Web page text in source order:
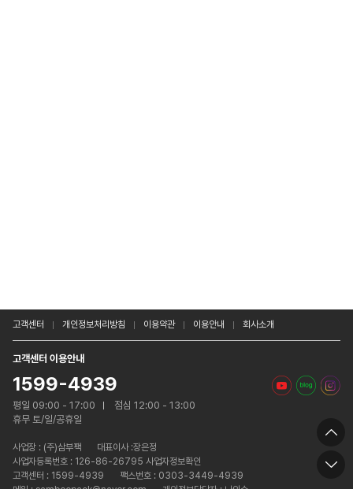
고객센터 개인정보처리방침 이용약관 이용안내 회사소개
고객센터 이용안내
1599-4939
평일 09:00 - 17:00
점심 12:00 - 13:00
휴무 토/일/공휴일
사업장 : (주)삼부팩
대표이사 :장은정
사업자등록번호 : 126-86-26795 사업자정보확인
고객센터 : 1599-4939
팩스번호 : 0303-3449-4939